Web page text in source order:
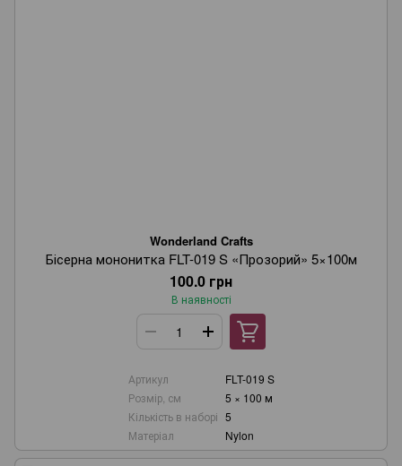
Wonderland Crafts
Бісерна мононитка FLT-019 S «Прозорий» 5×100м
100.0 грн
В наявності
Артикул
FLT-019 S
Розмір, см
5 × 100 м
Кількість в наборі 5
Матеріал
Nylon